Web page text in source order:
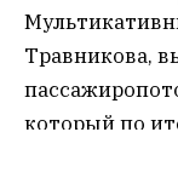
Травникова,
который по